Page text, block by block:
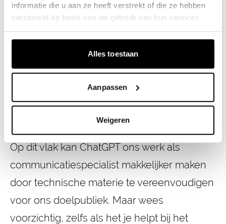
informatie die u aan ze heeft verstrekt of die ze hebben
verzameld op basis van uw gebruik van hun services.
Alles toestaan
Aanpassen
Weigeren
tunnelboortechniek uit te leggen aan een
toepasselijke metaforen te gebruiken.
ChatGPTstemt de uitleg af op het
Op dit vlak kan ChatGPT ons werk als
communicatiespecialist makkelijker maken
door technische materie te vereenvoudigen
voor ons doelpubliek. Maar wees
voorzichtig, zelfs als het je helpt bij het